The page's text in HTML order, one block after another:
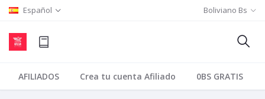
Español Boliviano Bs
AFILIADOS Crea tu cuenta Afiliado 0BS GRATIS